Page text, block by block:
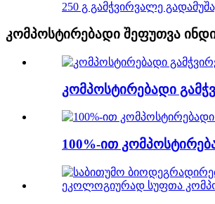
250 გ გამჭვირვალე
კომპოსტირებადი შეფუთვა
კომპოსტირებადი
100%-ით